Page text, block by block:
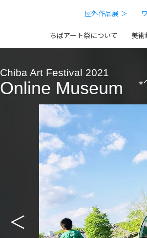
屋外作品展 ＞
ちばアート祭について 美術
Chiba Art Festival 2021
Online Museum ※
＜